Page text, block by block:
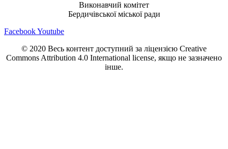
Виконавчий комітет
Бердичівської міської ради
FacebookYoutube
© 2020 Весь контент доступний за ліцензією Creative
Commons Attribution 4.0 International license, якщо не зазначено
інше.